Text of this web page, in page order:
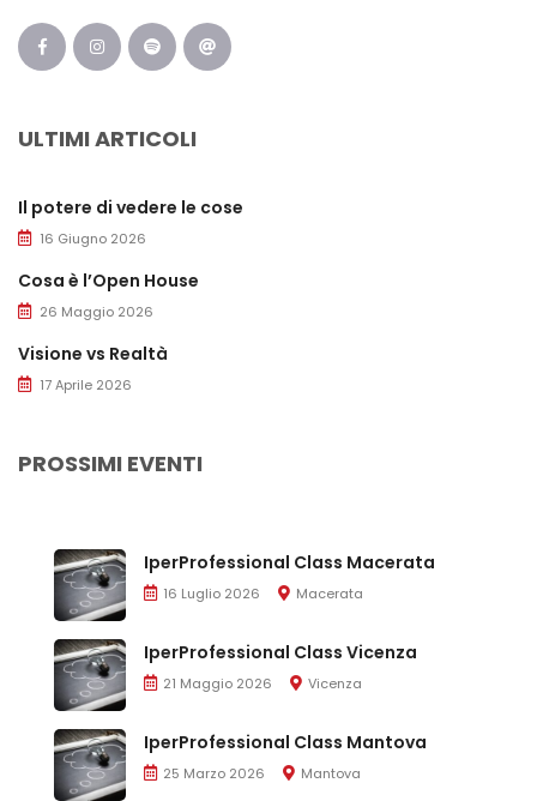
ULTIMI ARTICOLI
Il potere di vedere le cose
16 Giugno 2026
Cosa è l’Open House
26 Maggio 2026
Visione vs Realtà
17 Aprile 2026
PROSSIMI EVENTI
IperProfessional Class Macerata
16 Luglio 2026 Macerata
IperProfessional Class Vicenza
21 Maggio 2026 Vicenza
IperProfessional Class Mantova
25 Marzo 2026 Mantova